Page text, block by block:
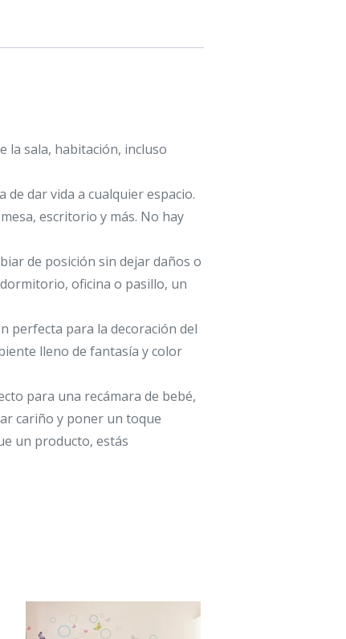
la sala, habitación, incluso
dar vida a cualquier espacio.
escritorio y más. No hay
de posición sin dejar daños o
oficina o pasillo, un
perfecta para la decoración del
lleno de fantasía y color
para una recámara de bebé,
cariño y poner un toque
un producto, estás